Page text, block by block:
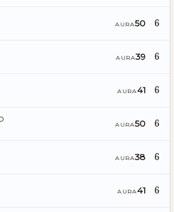
AURA50 6
AURA39 6
AURA41 6
AURA50 6
AURA38 6
AURA41 6